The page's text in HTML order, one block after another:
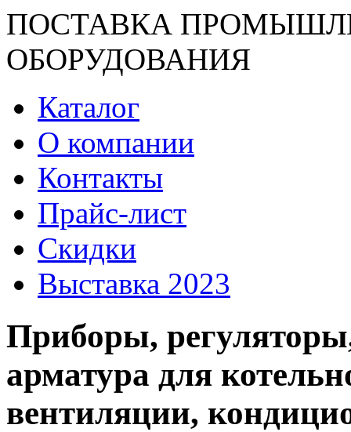
ПОСТАВКА
ОБОРУДОВАНИЯ
Каталог
О компании
Контакты
Прайс-лист
Скидки
Выставка 2023
Приборы,
арматура для
вентиляции,